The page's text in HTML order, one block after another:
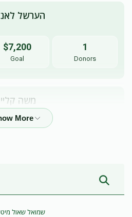
הערשל
$7,200
Goal
1
Donors
משה
שמואל שאול